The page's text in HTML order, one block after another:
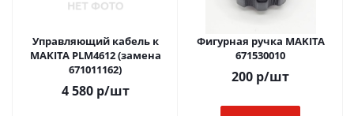
Управляющий кабель к
MAKITA PLM4612 (замена
671011162)
4 580р/шт
Фигурная ручка MAKITA
671530010
200 р/шт